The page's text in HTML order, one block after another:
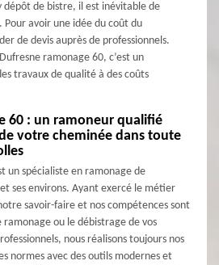
dépôt de bistre, il est inévitable de
avoir une idée du coût du
de devis auprès de professionnels.
ramonage 60, c’est un
travaux de qualité à des coûts
60 : un ramoneur qualifié
votre cheminée dans toute
un spécialiste en ramonage de
ses environs. Ayant exercé le métier
savoir-faire et nos compétences sont
ou le débistrage de vos
nous réalisons toujours nos
normes avec des outils modernes et